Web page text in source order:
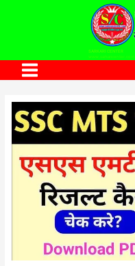
SARKARI CENTER
www.sarkaricenter.com
Main
Menu